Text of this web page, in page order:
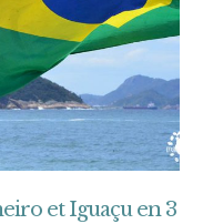
et Iguaçu en 3